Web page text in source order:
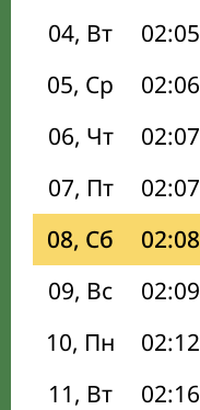
04, Вт
02:05
05, Ср
02:06
06, Чт
02:07
07, Пт
02:07
08, Сб
02:08
09, Вс
02:09
10, Пн
02:12
11, Вт
02:16